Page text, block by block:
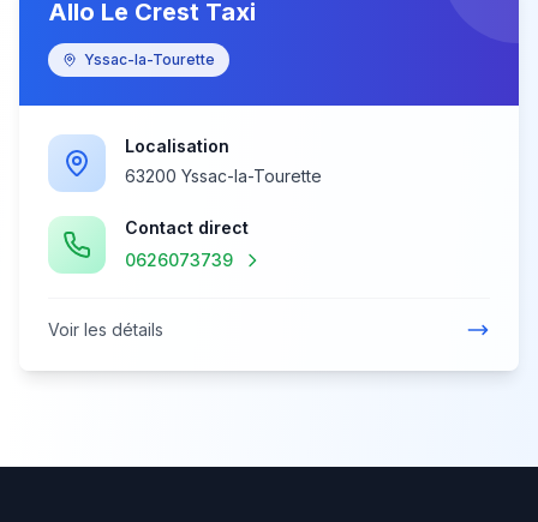
Allo Le Crest Taxi
Yssac-la-Tourette
Localisation
63200 Yssac-la-Tourette
Contact direct
0626073739
Voir les détails